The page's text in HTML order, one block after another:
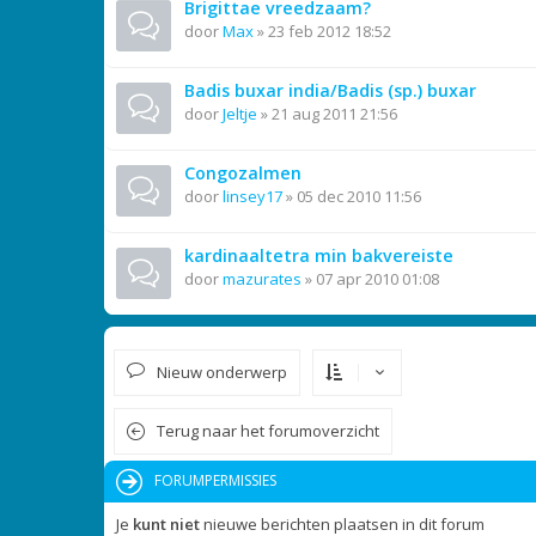
Brigittae vreedzaam?
doorMax»23 feb 2012 18:52
Badis buxar india/Badis (sp.) buxar
doorJeltje »21 aug 2011 21:56
Congozalmen
doorlinsey17» 05 dec 2010 11:56
kardinaaltetra min bakvereiste
doormazurates » 07 apr 2010 01:08
Nieuw onderwerp
Terug naar het forumoverzicht
FORUMPERMISSIES
Je kunt nietnieuwe berichten plaatsen in dit forum